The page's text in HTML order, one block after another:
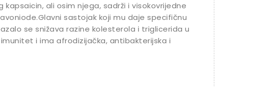
ali osim njega, sadrži i visokovrijedne
sastojak koji mu daje specifičnu
se snižava razine kolesterola i triglicerida u
i ima afrodizijačka, antibakterijska i